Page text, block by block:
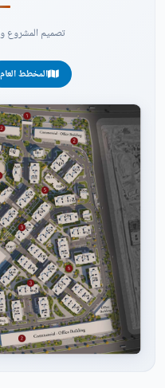
تصميم المشروع
المخطط العام